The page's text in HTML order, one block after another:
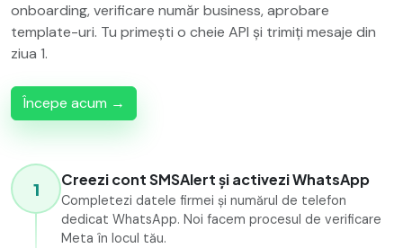
onboarding, verificare număr business, aprobare
template-uri. Tu primești o cheie API și trimiți mesaje din
ziua 1.
Începe acum →
1 Creezi cont SMSAlert și activezi WhatsApp
Completezi datele firmei și numărul de telefon
dedicat WhatsApp. Noi facem procesul de verificare
Meta în locul tău.